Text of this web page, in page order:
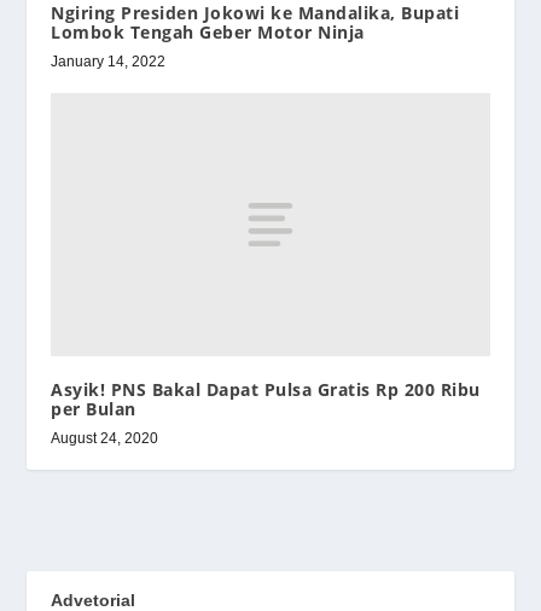
Ngiring Presiden Jokowi ke Mandalika, Bupati
Lombok Tengah Geber Motor Ninja
January 14, 2022
Asyik! PNS Bakal Dapat Pulsa Gratis Rp 200 Ribu
per Bulan
August 24, 2020
Advetorial